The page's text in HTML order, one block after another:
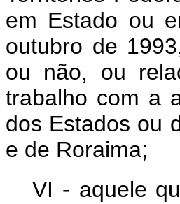
em Estado ou
outubro de
ou não, ou
trabalho com a
dos Estados ou
e de Roraima;
VI - aquele